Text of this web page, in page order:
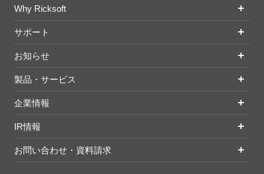
Why Ricksoft
サポート
お知らせ
製品・サービス
企業情報
IR情報
お問い合わせ・資料請求